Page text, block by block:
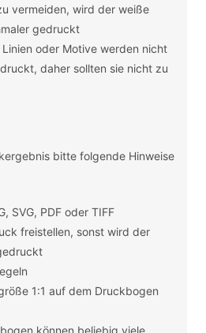
vermeiden, wird der weiße
gedruckt
oder Motive werden nicht
daher sollten sie nicht zu
bitte folgende Hinweise
SVG, PDF oder TIFF
freistellen, sonst wird der
1:1 auf dem Druckbogen
können beliebig viele